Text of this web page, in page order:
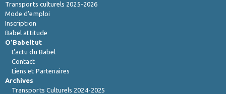
Transports culturels 2025-2026
Mode d’emploi
Inscription
Babel attitude
O’Babeltut
L’actu du Babel
Contact
Liens et Partenaires
Archives
Transports Culturels 2024-2025